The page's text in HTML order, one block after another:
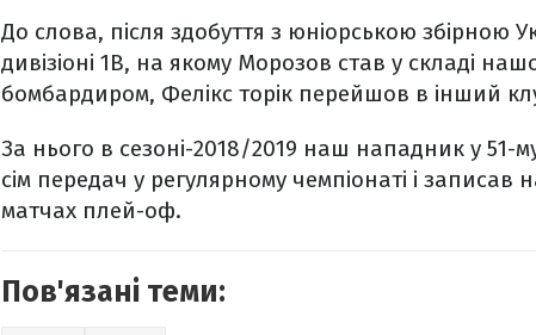
До слова, після здобуття з юніорською збірною
дивізіоні 1В, на якому Морозов став у складі
бомбардиром, Фелікс торік перейшов в інший
За нього в сезоні-2018/2019 наш нападник у 51-
сім передач у регулярному чемпіонаті і
матчах плей-оф.
Пов'язані теми: